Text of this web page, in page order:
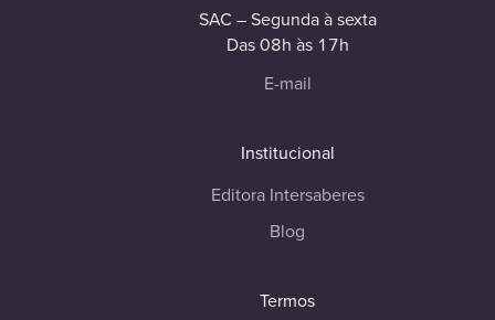
SAC – Segunda à sexta
Das 08h às 17h
E-mail
Institucional
Editora Intersaberes
Blog
Termos